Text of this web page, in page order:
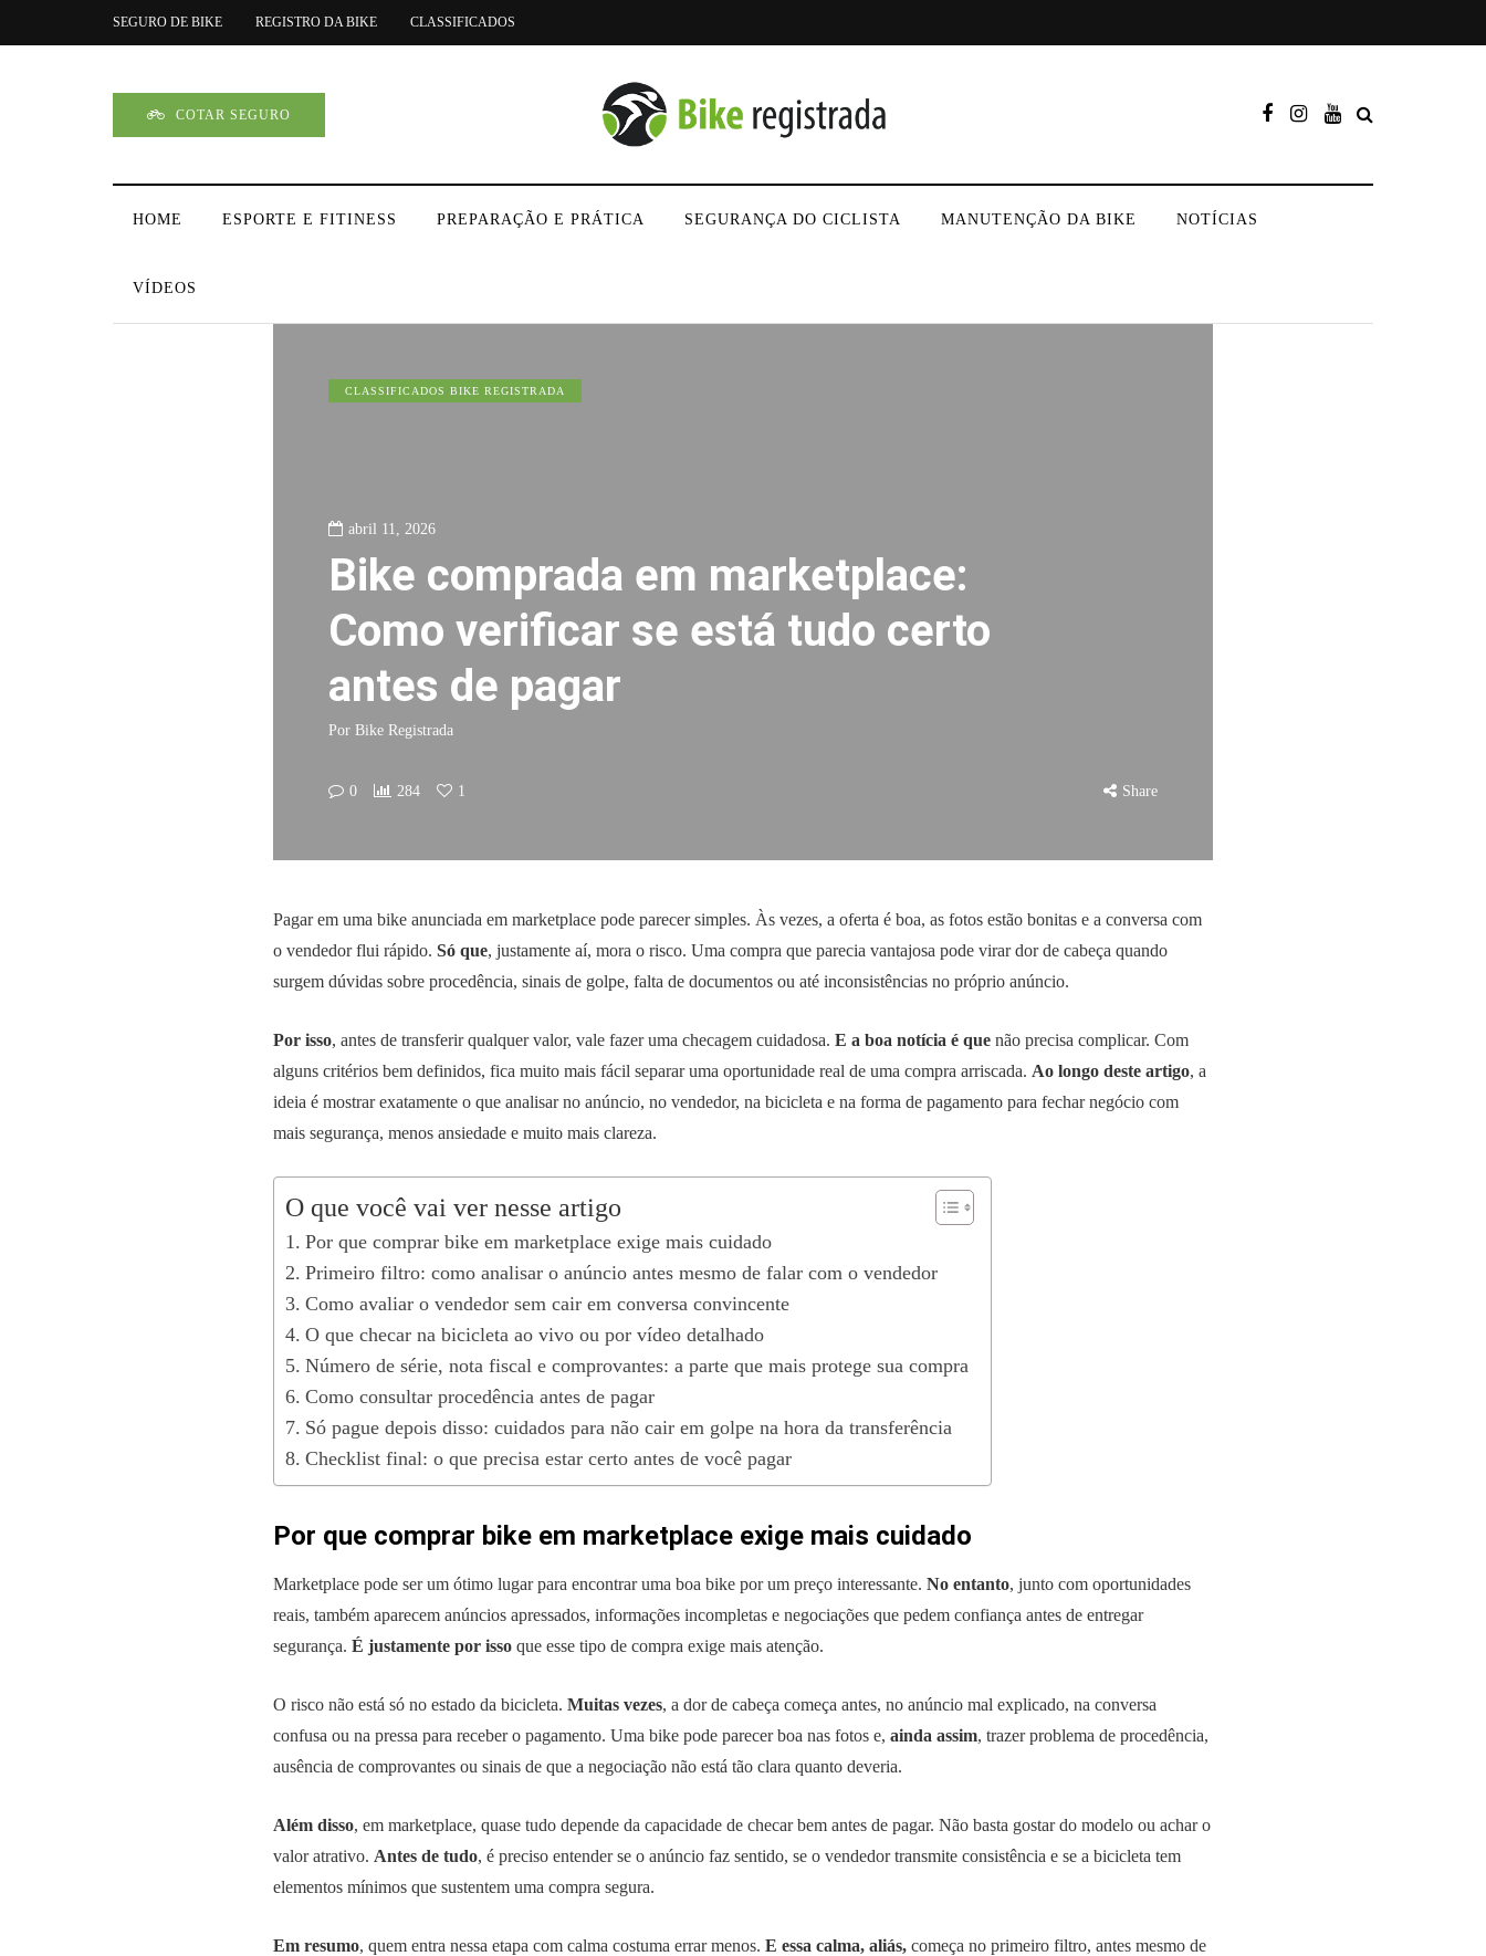
SEGURO DE BIKE REGISTRO DA BIKE CLASSIFICADOS
COTAR SEGURO
HOME ESPORTE E FITINESS PREPARAÇÃO E PRÁTICA SEGURANÇA DO CICLISTA MANUTENÇÃO DA BIKE NOTÍCIAS
VÍDEOS
CLASSIFICADOS BIKE REGISTRADA
abril 11, 2026
Bike comprada em marketplace:
Como verificar se está tudo certo
antes de pagar
Por Bike Registrada
0 284 1 Share
Pagar em uma bike anunciada em marketplace pode parecer simples. Às vezes, a oferta é boa, as fotos estão bonitas e a conversa com
o vendedor flui rápido. Só que, justamente aí, mora o risco. Uma compra que parecia vantajosa pode virar dor de cabeça quando
surgem dúvidas sobre procedência, sinais de golpe, falta de documentos ou até inconsistências no próprio anúncio.
Por isso, antes de transferir qualquer valor, vale fazer uma checagem cuidadosa. E a boa notícia é que não precisa complicar. Com
alguns critérios bem definidos, fica muito mais fácil separar uma oportunidade real de uma compra arriscada. Ao longo deste artigo, a
ideia é mostrar exatamente o que analisar no anúncio, no vendedor, na bicicleta e na forma de pagamento para fechar negócio com
mais segurança, menos ansiedade e muito mais clareza.
O que você vai ver nesse artigo
Por que comprar bike em marketplace exige mais cuidado
Primeiro filtro: como analisar o anúncio antes mesmo de falar com o vendedor
Como avaliar o vendedor sem cair em conversa convincente
O que checar na bicicleta ao vivo ou por vídeo detalhado
Número de série, nota fiscal e comprovantes: a parte que mais protege sua compra
Como consultar procedência antes de pagar
Só pague depois disso: cuidados para não cair em golpe na hora da transferência
Checklist final: o que precisa estar certo antes de você pagar
Por que comprar bike em marketplace exige mais cuidado
Marketplace pode ser um ótimo lugar para encontrar uma boa bike por um preço interessante. No entanto, junto com oportunidades
reais, também aparecem anúncios apressados, informações incompletas e negociações que pedem confiança antes de entregar
segurança. É justamente por isso que esse tipo de compra exige mais atenção.
O risco não está só no estado da bicicleta. Muitas vezes, a dor de cabeça começa antes, no anúncio mal explicado, na conversa
confusa ou na pressa para receber o pagamento. Uma bike pode parecer boa nas fotos e, ainda assim, trazer problema de procedência,
ausência de comprovantes ou sinais de que a negociação não está tão clara quanto deveria.
Além disso, em marketplace, quase tudo depende da capacidade de checar bem antes de pagar. Não basta gostar do modelo ou achar o
valor atrativo. Antes de tudo, é preciso entender se o anúncio faz sentido, se o vendedor transmite consistência e se a bicicleta tem
elementos mínimos que sustentem uma compra segura.
Em resumo, quem entra nessa etapa com calma costuma errar menos. E essa calma, aliás, começa no primeiro filtro, antes mesmo de